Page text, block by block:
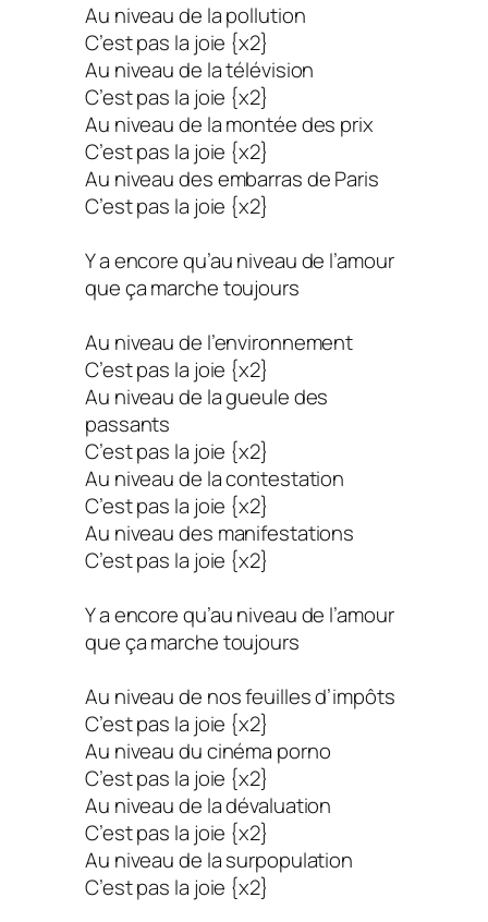
Au niveau de la pollution
C’est pas la joie {x2}
Au niveau de la télévision
C’est pas la joie {x2}
Au niveau de la montée des prix
C’est pas la joie {x2}
Au niveau des embarras de Paris
C’est pas la joie {x2}
Y a encore qu’au niveau de l’amour
que ça marche toujours
Au niveau de l’environnement
C’est pas la joie {x2}
Au niveau de la gueule des
passants
C’est pas la joie {x2}
Au niveau de la contestation
C’est pas la joie {x2}
Au niveau des manifestations
C’est pas la joie {x2}
Y a encore qu’au niveau de l’amour
que ça marche toujours
Au niveau de nos feuilles d’impôts
C’est pas la joie {x2}
Au niveau du cinéma porno
C’est pas la joie {x2}
Au niveau de la dévaluation
C’est pas la joie {x2}
Au niveau de la surpopulation
C’est pas la joie {x2}